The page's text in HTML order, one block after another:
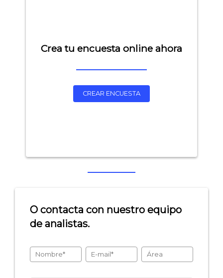
Crea tu encuesta online ahora
CREAR ENCUESTA
O contacta con nuestro equipo
de analistas.